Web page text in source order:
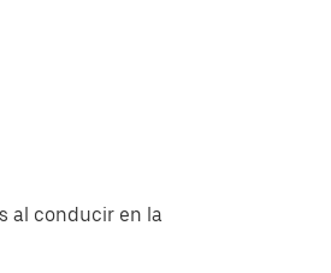
al conducir en la